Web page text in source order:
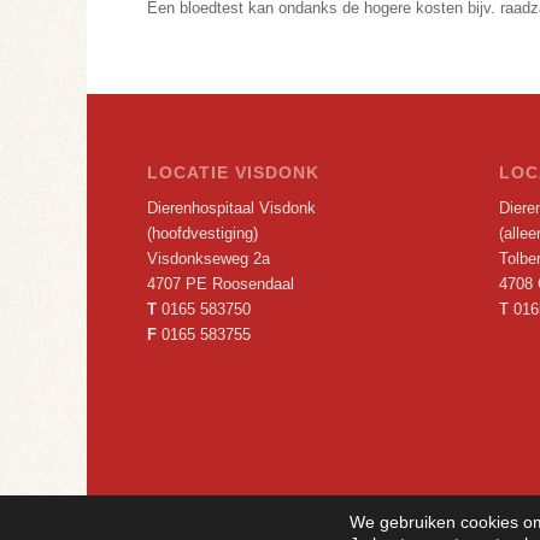
Een bloedtest kan ondanks de hogere kosten bijv.
LOCATIE VISDONK
Dierenhospitaal Visdonk
(hoofdvestiging)
Visdonkseweg 2a
4707 PE Roosendaal
T 0165 583750
F 0165 583755
4708
T
We gebruiken cookies